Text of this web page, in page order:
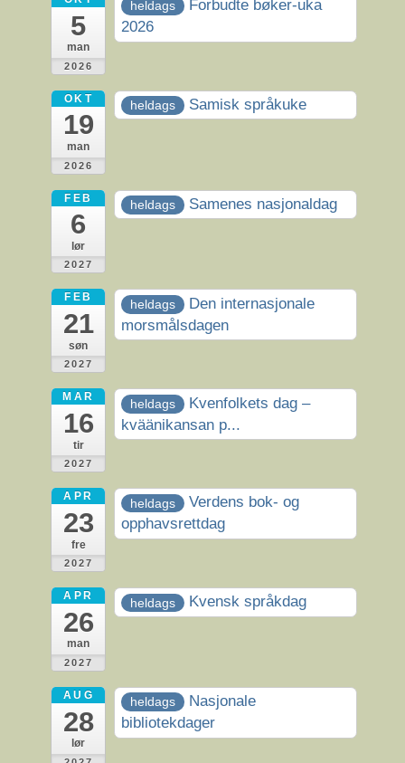
5
man
2026
heldags
Forbudte bøker-uka
2026
OKT
19
man
2026
heldags Samisk språkuke
FEB
6
lør
2027
heldags Samenes nasjonaldag
FEB
21
søn
2027
heldags
Den internasjonale
morsmålsdagen
MAR
16
tir
2027
heldags
Kvenfolkets dag –
kväänikansan p...
APR
23
fre
2027
heldags
Verdens bok- og
opphavsrettdag
APR
26
man
2027
heldags Kvensk språkdag
AUG
28
lør
heldags
Nasjonale
bibliotekdager